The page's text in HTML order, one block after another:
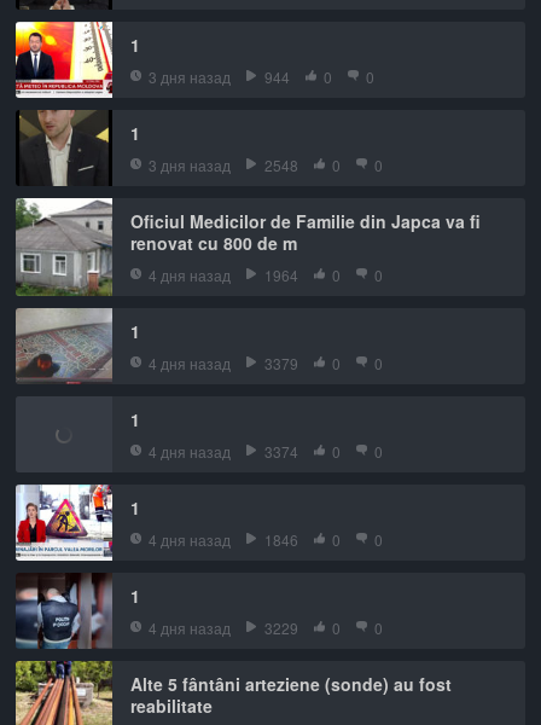
1
3 дня назад 944 0 0
1
3 дня назад 2548 0 0
Oficiul Medicilor de Familie din Japca va fi
renovat cu 800 de m
4 дня назад 1964 0 0
1
4 дня назад 3379 0 0
1
4 дня назад 3374 0 0
1
4 дня назад 1846 0 0
1
4 дня назад 3229 0 0
Alte 5 fântâni arteziene (sonde) au fost
reabilitate